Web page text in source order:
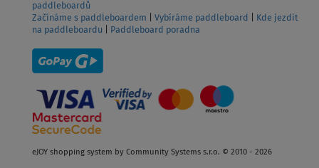
paddleboardů
Začínáme s paddleboardem
Vybíráme paddleboard
Kde jezdit
na paddleboardu
Paddleboard poradna
eJOY shopping system by Community Systems s.r.o. © 2010 - 2026